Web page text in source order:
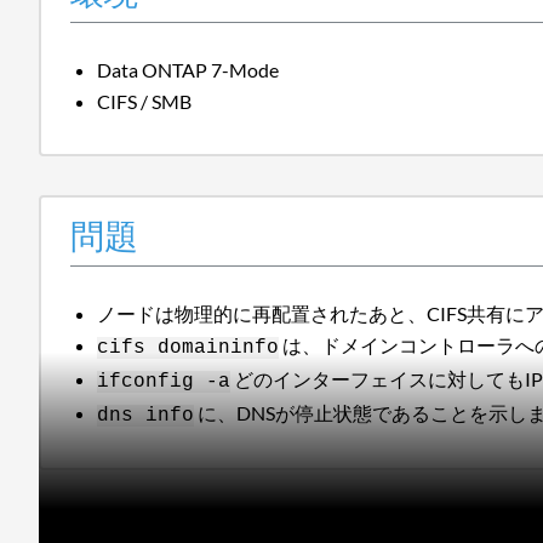
Data ONTAP 7-Mode
CIFS / SMB
問題
ノードは物理的に再配置されたあと、CIFS共有に
cifs domaininfo は、ドメインコントローラ
ifconfig -a どのインターフェイスに対しても
dns info に、DNSが停止状態であることを示し